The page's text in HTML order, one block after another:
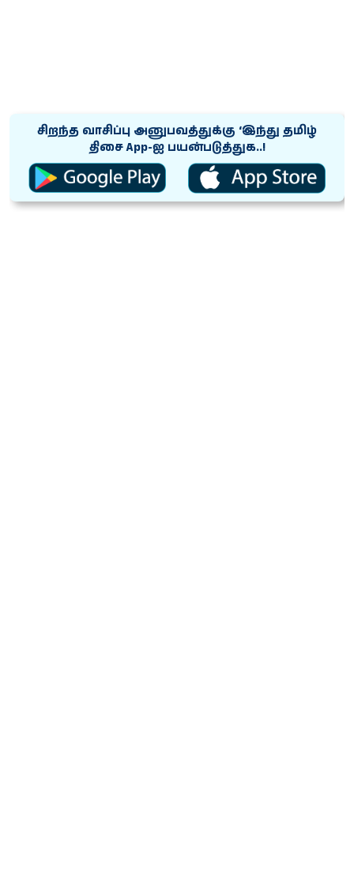
சிறந்த வாசிப்பு அனுபவத்துக்கு ‘இந்து தமிழ்
திசை App-ஐ பயன்படுத்துக..!